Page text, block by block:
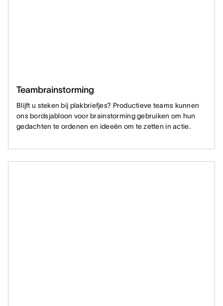
Teambrainstorming
Blijft u steken bij plakbriefjes? Productieve teams kunnen
ons bordsjabloon voor brainstorming gebruiken om hun
gedachten te ordenen en ideeën om te zetten in actie.